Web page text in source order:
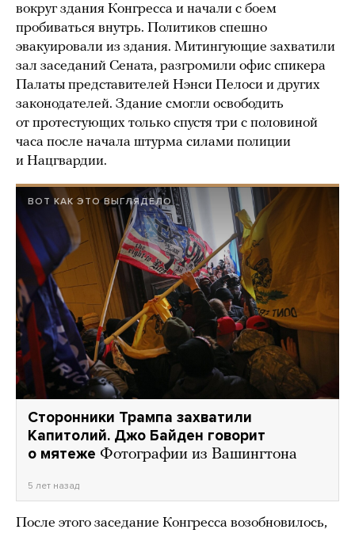
вокруг здания Конгресса и начали с боем
пробиваться внутрь. Политиков спешно
эвакуировали из здания. Митингующие захватили
зал заседаний Сената, разгромили офис спикера
Палаты представителей Нэнси Пелоси и других
законодателей. Здание смогли освободить
от протестующих только спустя три с половиной
часа после начала штурма силами полиции
и Нацгвардии.
ВОТ КАК ЭТО ВЫГЛЯДЕЛО
Сторонники Трампа захватили
Капитолий. Джо Байден говорит
о мятеже Фотографии из Вашингтона
5 лет назад
После этого заседание Конгресса возобновилось,